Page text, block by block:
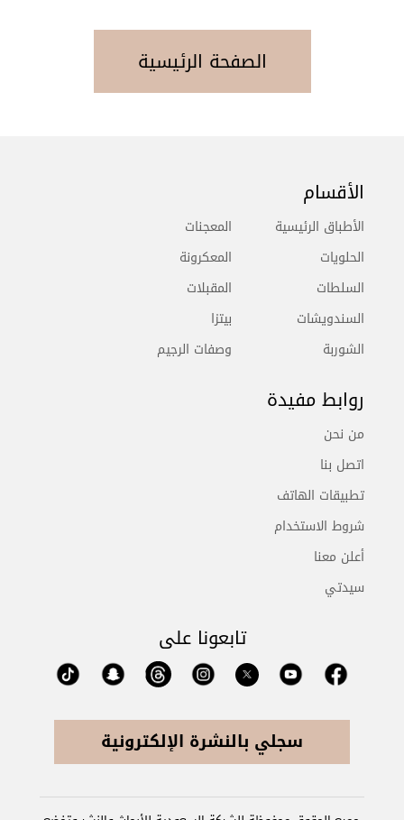
الصفحة الرئيسية
الأقسام
الأطباق الرئيسية
الحلويات
السلطات
السندويشات
الشوربة
المعجنات
المعكرونة
المقبلات
بيتزا
وصفات الرجيم
روابط مفيدة
من نحن
اتصل بنا
تطبيقات الهاتف
شروط الاستخدام
أعلن معنا
سيدتي
تابعونا على
سجلي بالنشرة الإلكترونية